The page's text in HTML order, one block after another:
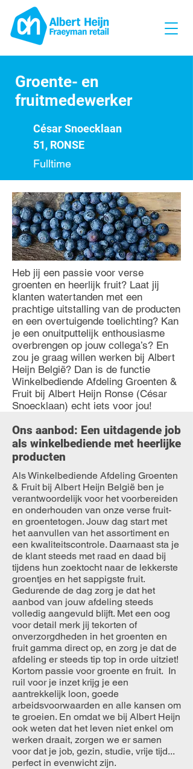
Groente- en
fruitmedewerker
César Snoecklaan
51, RONSE
Fulltime
Heb jij een passie voor verse
groenten en heerlijk fruit? Laat jij
klanten watertanden met een
prachtige uitstalling van de producten
en een overtuigende toelichting? Kan
je een onuitputtelijk enthousiasme
overbrengen op jouw collega’s? En
zou je graag willen werken bij Albert
Heijn België? Dan is de functie
Winkelbediende Afdeling Groenten &
Fruit bij Albert Heijn Ronse (César
Snoecklaan) echt iets voor jou!
Ons aanbod: Een uitdagende job
als winkelbediende met heerlijke
producten
Als Winkelbediende Afdeling Groenten
& Fruit bij Albert Heijn België ben je
verantwoordelijk voor het voorbereiden
en onderhouden van onze verse fruit-
en groentetogen. Jouw dag start met
het aanvullen van het assortiment en
een kwaliteitscontrole. Daarnaast sta je
de klant steeds met raad en daad bij
tijdens hun zoektocht naar de lekkerste
groentjes en het sappigste fruit.
Gedurende de dag zorg je dat het
aanbod van jouw afdeling steeds
volledig aangevuld blijft. Met een oog
voor detail merk jij tekorten of
onverzorgdheden in het groenten en
fruit gamma direct op, en zorg je dat de
afdeling er steeds tip top in orde uitziet!
Kortom passie voor groente en fruit. In
ruil voor je inzet krijg je een
aantrekkelijk loon, goede
arbeidsvoorwaarden en alle kansen om
te groeien. En omdat we bij Albert Heijn
ook weten dat het leven niet enkel om
werken draait, zorgen we er samen
voor dat je job, gezin, studie, vrije tijd...
perfect in evenwicht zijn.